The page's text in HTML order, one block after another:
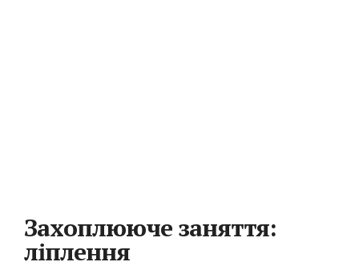
Захоплююче заняття:
ліплення